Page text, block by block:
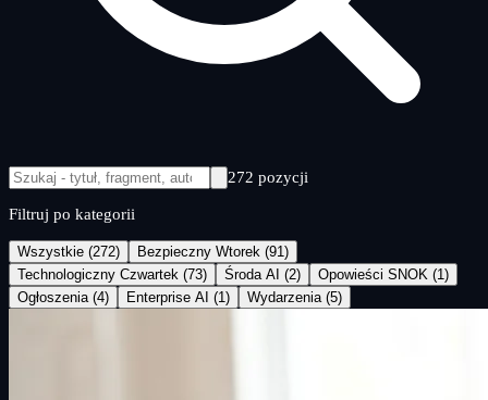
272 pozycji
Filtruj po kategorii
Wszystkie (272)
Bezpieczny Wtorek (91)
Technologiczny Czwartek (73)
Środa AI (2)
Opowieści SNOK (1)
Ogłoszenia (4)
Enterprise AI (1) Wydarzenia (5)